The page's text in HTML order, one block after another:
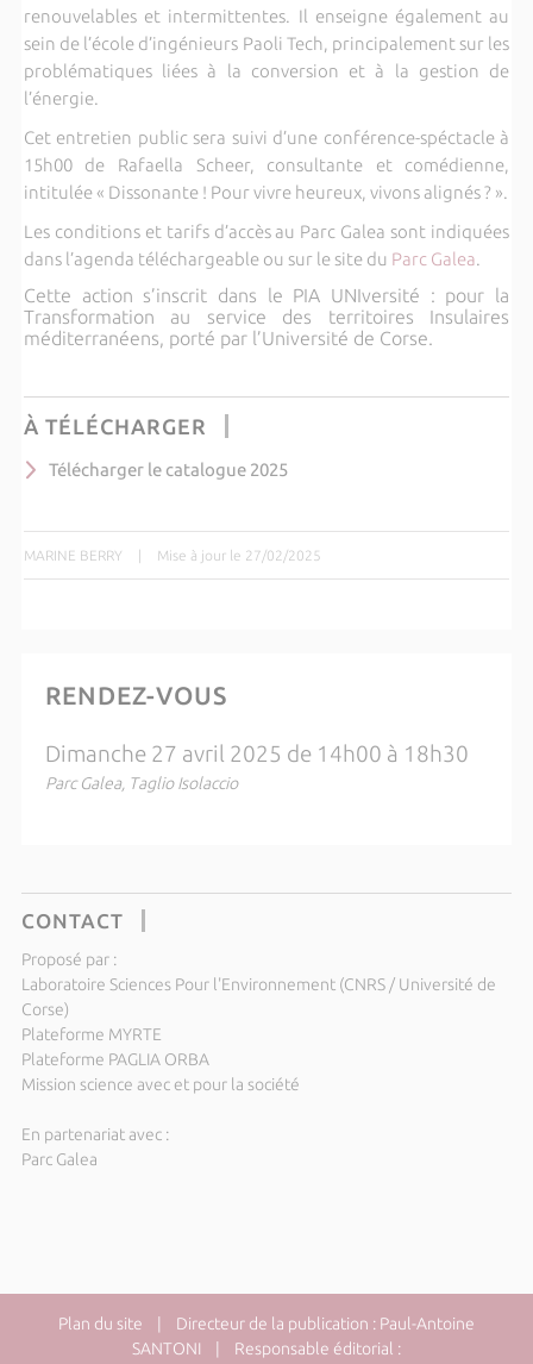
renouvelables et intermittentes. Il enseigne également au
sein de l’école d’ingénieurs Paoli Tech, principalement sur les
problématiques liées à la conversion et à la gestion de
l’énergie.
Cet entretien public sera suivi d’une conférence-spéctacle à
15h00 de Rafaella Scheer, consultante et comédienne,
intitulée « Dissonante ! Pour vivre heureux, vivons alignés ? ».
Les conditions et tarifs d’accès au Parc Galea sont indiquées
dans l’agenda téléchargeable ou sur le site du Parc Galea.
Cette action s’inscrit dans le PIA UNIversité : pour la
Transformation au service des territoires Insulaires
méditerranéens, porté par l’Université de Corse.
À TÉLÉCHARGER
Télécharger le catalogue 2025
MARINE BERRY | Mise à jour le 27/02/2025
RENDEZ-VOUS
Dimanche 27 avril 2025 de 14h00 à 18h30
Parc Galea, Taglio Isolaccio
CONTACT
Proposé par :
Laboratoire Sciences Pour l'Environnement (CNRS / Université de
Corse)
Plateforme MYRTE
Plateforme PAGLIA ORBA
Mission science avec et pour la société
En partenariat avec :
Parc Galea
Plan du site | Directeur de la publication : Paul-Antoine
SANTONI | Responsable éditorial :